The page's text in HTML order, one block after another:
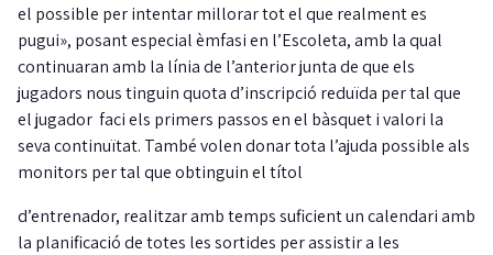
el possible per intentar millorar tot el que realment es
pugui», posant especial èmfasi en l’Escoleta, amb la qual
continuaran amb la línia de l’anterior junta de que els
jugadors nous tinguin quota d’inscripció reduïda per tal que
el jugador faci els primers passos en el bàsquet i valori la
seva continuïtat. També volen donar tota l’ajuda possible als
monitors per tal que obtinguin el títol
d’entrenador, realitzar amb temps suficient un calendari amb
la planificació de totes les sortides per assistir a les